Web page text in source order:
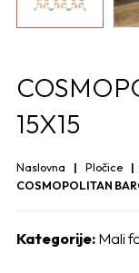
15X15
Naslovna Pločice
COSMOPOLITAN
Kategorije: Mali